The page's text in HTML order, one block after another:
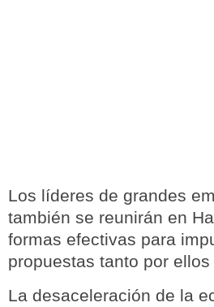
Los líderes de grandes
también se reunirán en
formas efectivas para
propuestas tanto por
La desaceleración de la